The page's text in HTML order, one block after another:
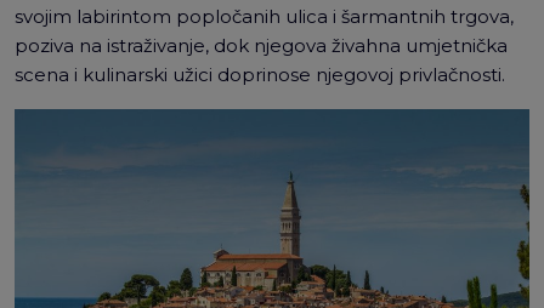
svojim labirintom popločanih ulica i šarmantnih trgova,
poziva na istraživanje, dok njegova živahna umjetnička
scena i kulinarski užici doprinose njegovoj privlačnosti.